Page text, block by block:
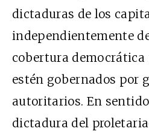
dictaduras de los
independientemente
cobertura
estén gobernados por
autoritarios. En
dictadura del